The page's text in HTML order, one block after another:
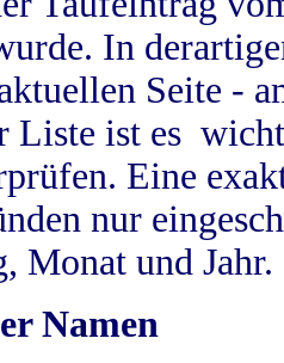
In
Seite -
Liste ist es
Eine
nur
Monat und Jahr.
Namen